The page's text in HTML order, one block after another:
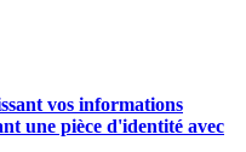
vos informations
une pièce d'identité avec